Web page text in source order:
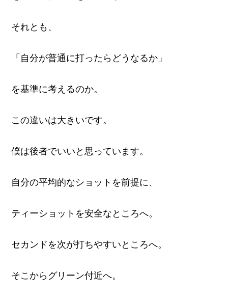
それとも、
「自分が普通に打ったらどうなるか」
を基準に考えるのか。
この違いは大きいです。
僕は後者でいいと思っています。
自分の平均的なショットを前提に、
ティーショットを安全なところへ。
セカンドを次が打ちやすいところへ。
そこからグリーン付近へ。